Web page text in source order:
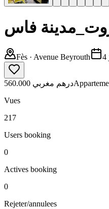
فاس
Fès · Avenue Beyrouth 4
560.000 درهم مغربي
Vues
217
Users booking
0
Actives booking
0
Rejeter/annulees